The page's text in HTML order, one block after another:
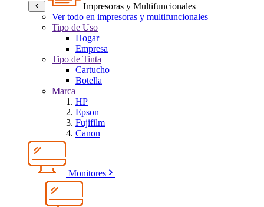
Impresoras y Multifuncionales
Ver todo en impresoras y multifuncionales
Tipo de Uso
Hogar
Empresa
Tipo de Tinta
Cartucho
Botella
Marca
HP
Epson
Fujifilm
Canon
Monitores